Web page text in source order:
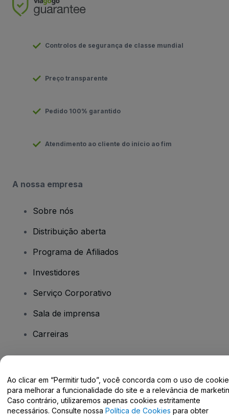
Controlos de segurança de classe mundial
Preço transparente
Pedido 100% garantido
Atendimento ao cliente do início ao fim
A nossa empresa
Sobre nós
Distribuição aberta
Programa de Afiliados
Investidores
Serviço Corporativo
Sala de imprensa
Carreiras
Centro de Ajuda / Fale Conosco
Ao clicar em “Permitir tudo”, você concorda com o uso de
para melhorar a funcionalidade do site e a relevância de
Caso contrário, utilizaremos apenas cookies estritamente
necessários. Consulte nossa Política de Cookies para obter